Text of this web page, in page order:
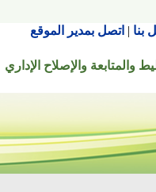
| اتصل بمدير الموقع
والإصلاح الإداري